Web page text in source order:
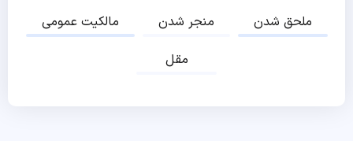
مالکیت عمومی
منجر شدن
ملحق شدن
مقل